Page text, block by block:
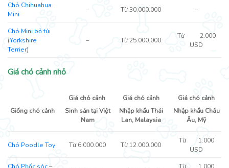
Chó Chihuahua
Mini
– Từ 30.000.000 –
Chó Mini bỏ túi
(Yorkshire
Terrier)
– Từ 25.000.000
Từ 2.000
USD
Giá chó cảnh nhỏ
Giống chó cảnh
Giá chó cảnh
Sinh sản tại Việt
Nam
Giá chó cảnh
Nhập khẩu Thái
Lan, Malaysia
Giá chó cảnh
Nhập khẩu Châu
Âu, Mỹ
Chó Poodle Toy Từ 6.000.000 Từ 12.000.000
Từ 1.000
USD
Chó Phốc sóc–
Từ 1.000